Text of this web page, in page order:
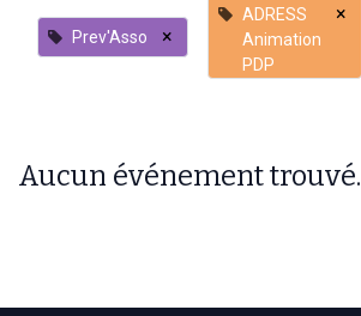
Prev'Asso ×
ADRESS
Animation
PDP
×
Aucun événement trouvé.